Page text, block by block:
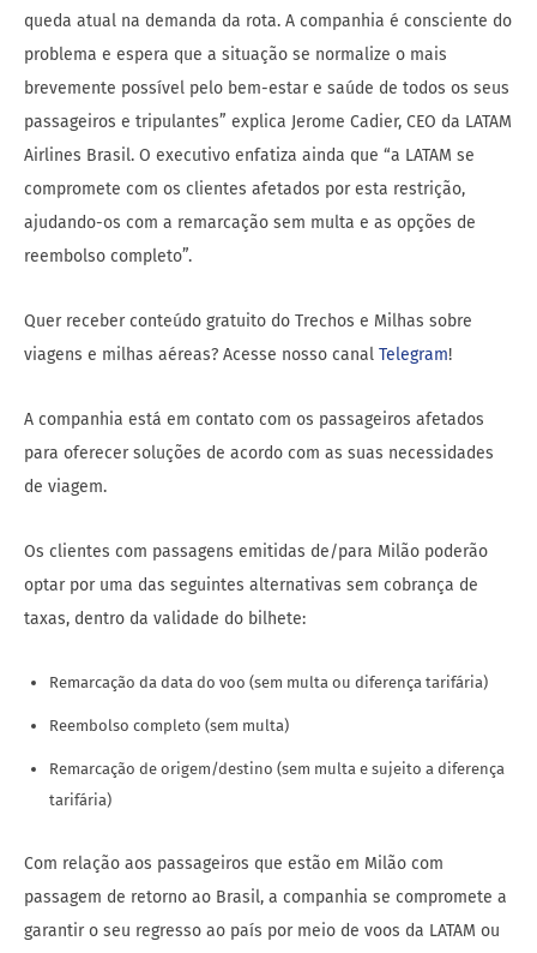
queda atual na demanda da rota. A companhia é consciente do
problema e espera que a situação se normalize o mais
brevemente possível pelo bem-estar e saúde de todos os seus
passageiros e tripulantes” explica Jerome Cadier, CEO da LATAM
Airlines Brasil. O executivo enfatiza ainda que “a LATAM se
compromete com os clientes afetados por esta restrição,
ajudando-os com a remarcação sem multa e as opções de
reembolso completo”.
Quer receber conteúdo gratuito do Trechos e Milhas sobre
viagens e milhas aéreas? Acesse nosso canal Telegram!
A companhia está em contato com os passageiros afetados
para oferecer soluções de acordo com as suas necessidades
de viagem.
Os clientes com passagens emitidas de/para Milão poderão
optar por uma das seguintes alternativas sem cobrança de
taxas, dentro da validade do bilhete:
Remarcação da data do voo (sem multa ou diferença tarifária)
Reembolso completo (sem multa)
Remarcação de origem/destino (sem multa e sujeito a diferença
tarifária)
Com relação aos passageiros que estão em Milão com
passagem de retorno ao Brasil, a companhia se compromete a
garantir o seu regresso ao país por meio de voos da LATAM ou